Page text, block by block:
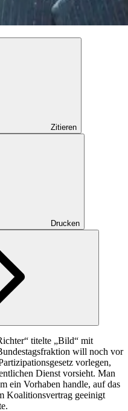
Zitieren
Drucken
titelte „Bild“ mit
will noch vor
vorlegen,
Dienst vorsieht. Man
ein Vorhaben handle, auf das
Koalitionsvertrag geeinigt